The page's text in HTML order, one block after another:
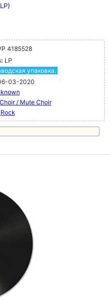
4185528
LP
упаковка.
03-2020
/ Mute Choir
Rock